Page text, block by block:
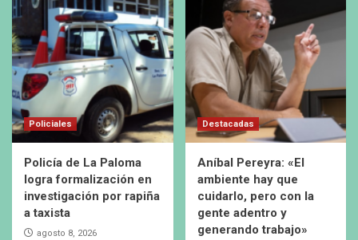
Policiales
Policía de La Paloma
logra formalización en
investigación por rapiña
a taxista
agosto 8, 2026
Destacadas
Aníbal Pereyra: «El
ambiente hay que
cuidarlo, pero con la
gente adentro y
generando trabajo»